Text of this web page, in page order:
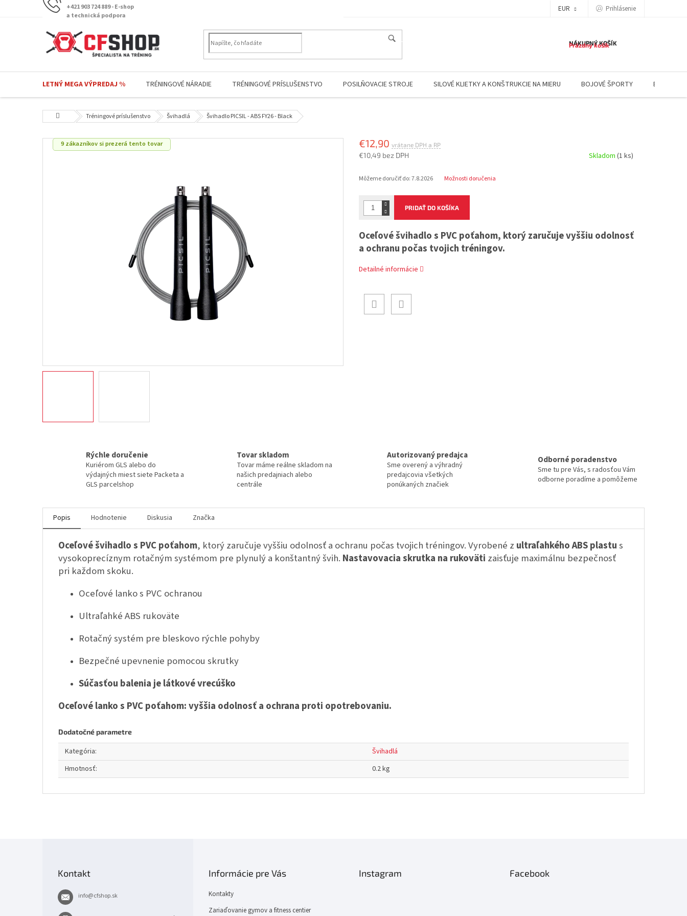
+421 903 724 889 - E-shop
a technická podpora
EUR Prihlásenie
NÁKUPNÝ KOŠÍK
Prázdny košík
LETNÝ MEGA VÝPREDAJ % TRÉNINGOVÉ NÁRADIE TRÉNINGOVÉ PRÍSLUŠENSTVO POSILŇOVACIE STROJE SILOVÉ KLIETKY A KONŠTRUKCIE NA MIERU BOJOVÉ ŠPORTY BLOG
DomovTréningové príslušenstvo Švihadlá Švihadlo PICSIL - ABS FY26 - Black
€12,90
€10,49 bez DPH
cena:
Skladom (1 ks)
Môžeme doručiť do:7.8.2026 Možnosti doručenia
PRIDAŤ DO KOŠÍKA
Oceľové švihadlo s PVC poťahom, ktorý zaručuje vyššiu odolnosť
a ochranu počas tvojich tréningov.
Detailné informácie
Rýchle doručenie
Kuriérom GLS alebo do
výdajných miest siete Packeta a
GLS parcelshop
Tovar skladom
Tovar máme reálne skladom na
našich predajniach alebo
centrále
Autorizovaný predajca
Sme overený a výhradný
predajcovia všetkých
ponúkaných značiek
Odborné poradenstvo
Sme tu pre Vás, s radosťou Vám
odborne poradíme a pomôžeme
Popis Hodnotenie Diskusia Značka
Oceľové švihadlo s PVC poťahom, ktorý zaručuje vyššiu odolnosť a ochranu počas tvojich tréningov. Vyrobené z ultraľahkého ABS plastus
vysokoprecíznym rotačným systémom pre plynulý a konštantný švih. Nastavovacia skrutka na rukoväti zaisťuje maximálnu bezpečnosť
pri každom skoku.
Oceľové lanko s PVC ochranou
Ultraľahké ABS rukoväte
Rotačný systém pre bleskovo rýchle pohyby
Bezpečné upevnenie pomocou skrutky
Súčasťou balenia je látkové vrecúško
Oceľové lanko s PVC poťahom: vyššia odolnosť a ochrana proti opotrebovaniu.
Dodatočné parametre
Kategória:
Švihadlá
Hmotnosť: 0.2 kg
Kontakt
info@cfshop.sk
Informácie pre Vás
Kontakty
Zariaďovanie gymov a fitness centier
Instagram Facebook